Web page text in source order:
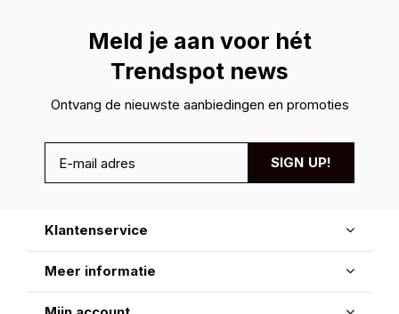
Meld je aan voor hét
Trendspot news
Ontvang de nieuwste aanbiedingen en promoties
SIGN UP!
Klantenservice
Meer informatie